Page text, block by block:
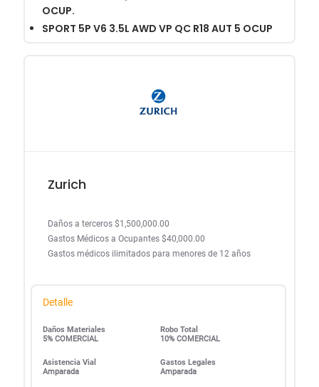
OCUP.
SPORT 5P V6 3.5L AWD VP QC R18 AUT 5 OCUP
Zurich
Daños a terceros $1,500,000.00
Gastos Médicos a Ocupantes $40,000.00
Gastos médicos ilimitados para menores de 12 años
Detalle
Daños Materiales
5% COMERCIAL
Robo Total
10% COMERCIAL
Asistencia Vial
Amparada
Gastos Legales
Amparada